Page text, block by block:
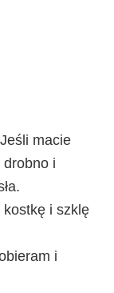
macie
i
i szklę
i